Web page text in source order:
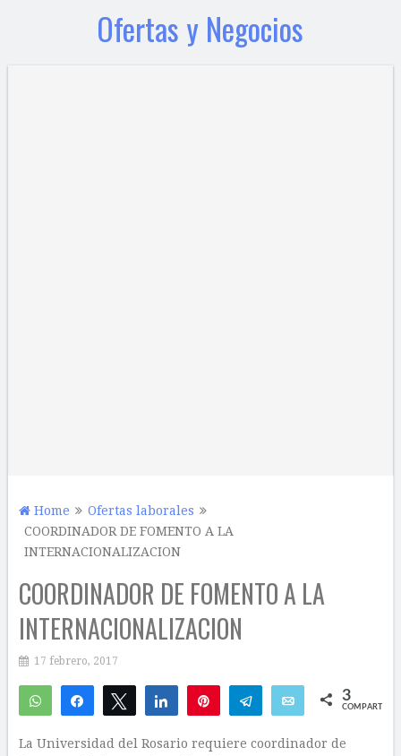
Ofertas y Negocios
Home
Ofertas laborales
COORDINADOR DE FOMENTO A LA
INTERNACIONALIZACION
COORDINADOR DE FOMENTO A LA
INTERNACIONALIZACION
17 febrero, 2017
WhatsAppCompartirTwittear Compartir Telegram Email 3
COMPARTIR
La Universidad del Rosario requiere coordinador de